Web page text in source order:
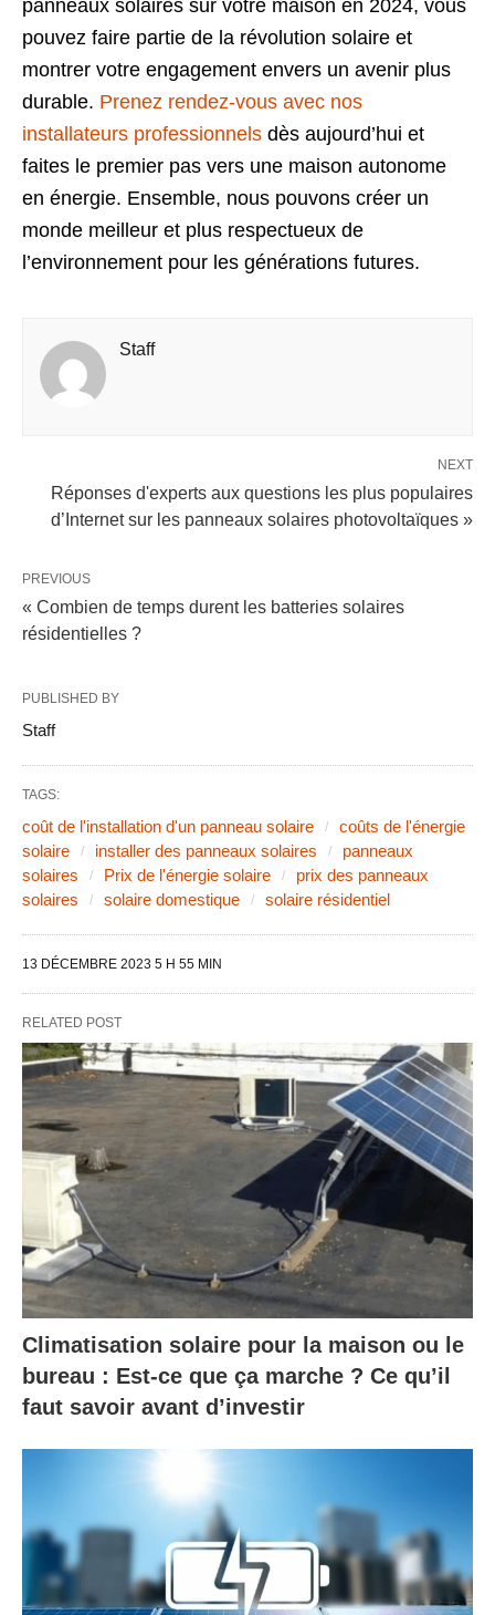
panneaux solaires sur votre maison en 2024, vous
pouvez faire partie de la révolution solaire et
montrer votre engagement envers un avenir plus
durable. Prenez rendez-vous avec nos
installateurs professionnels dès aujourd’hui et
faites le premier pas vers une maison autonome
en énergie. Ensemble, nous pouvons créer un
monde meilleur et plus respectueux de
l’environnement pour les générations futures.
Staff
NEXT
Réponses d'experts aux questions les plus populaires
d’Internet sur les panneaux solaires photovoltaïques »
PREVIOUS
« Combien de temps durent les batteries solaires
résidentielles ?
PUBLISHED BY
Staff
TAGS:
coût de l'installation d'un panneau solaire
coûts de l'énergie
solaire
installer des panneaux solaires
panneaux
solaires
Prix de l'énergie solaire
prix des panneaux
solaires
solaire domestique solaire résidentiel
13 DÉCEMBRE 2023 5 H 55 MIN
RELATED POST
Climatisation solaire pour la maison ou le
bureau : Est-ce que ça marche ? Ce qu’il
faut savoir avant d’investir